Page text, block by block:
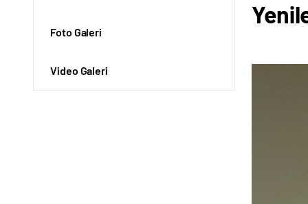
Foto Galeri
Video Galeri